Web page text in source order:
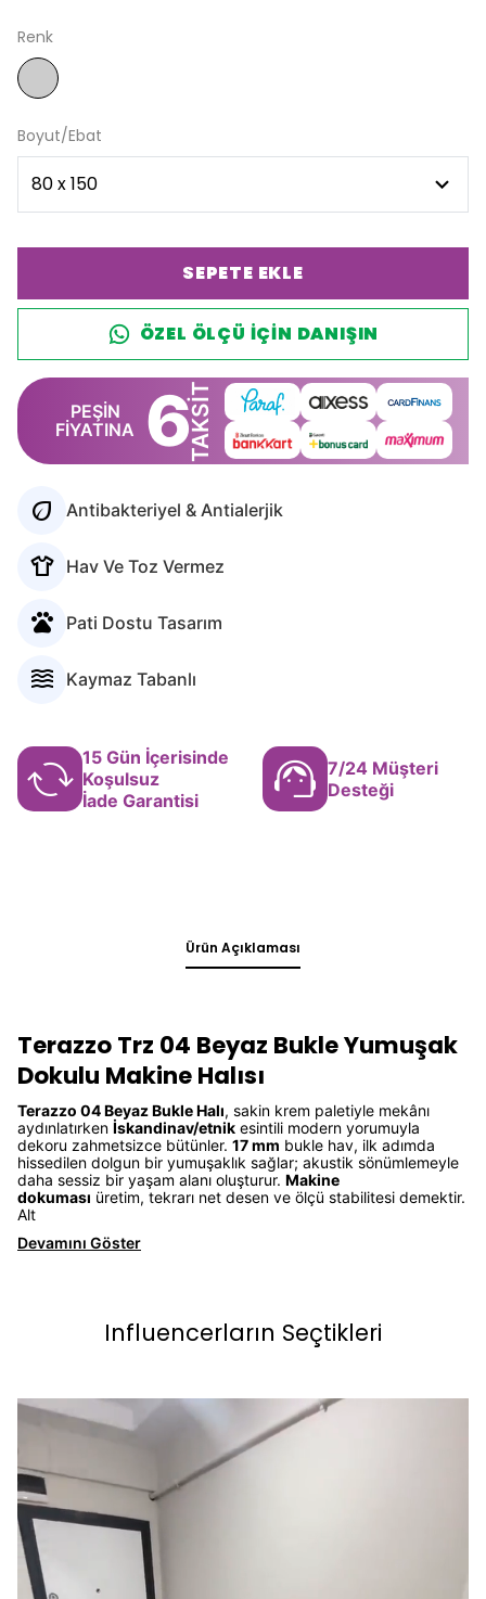
Renk
Boyut/Ebat
SEPETE EKLE
ÖZEL ÖLÇÜ IÇIN DANIŞIN
Ürün Açıklaması
Terazzo Trz 04 Beyaz Bukle Yumuşak
Dokulu Makine Halısı
Terazzo 04 Beyaz Bukle Halı, sakin krem paletiyle mekânı
aydınlatırken İskandinav/etnik esintili modern yorumuyla
dekoru zahmetsizce bütünler. 17 mm bukle hav, ilk adımda
hissedilen dolgun bir yumuşaklık sağlar; akustik sönümlemeyle
daha sessiz bir yaşam alanı oluşturur. Makine
dokuması üretim, tekrarı net desen ve ölçü stabilitesi demektir.
Alt
Devamını Göster
Influencerların Seçtikleri